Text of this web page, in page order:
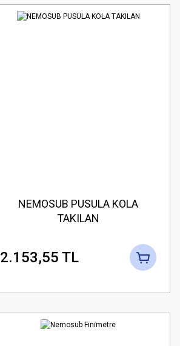
NEMOSUB PUSULA KOLA
TAKILAN
2.153,55 TL